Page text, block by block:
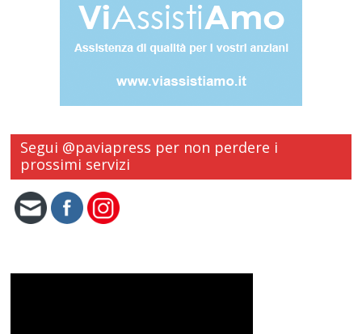
Segui @paviapress per non perdere i
prossimi servizi